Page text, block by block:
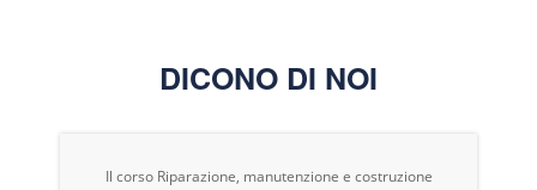
DICONO DI NOI
Il corso Riparazione, manutenzione e costruzione